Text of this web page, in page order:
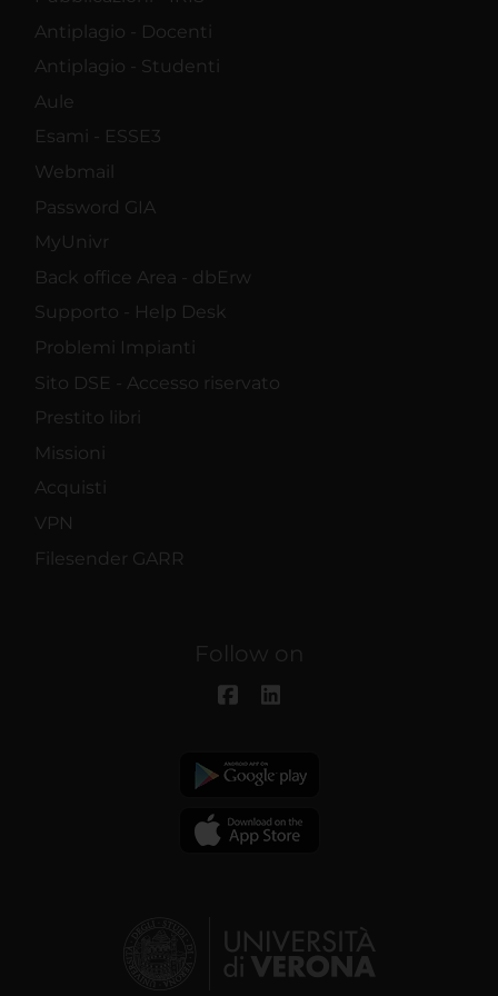
Antiplagio - Docenti
Antiplagio - Studenti
Aule
Esami - ESSE3
Webmail
Password GIA
MyUnivr
Back office Area - dbErw
Supporto - Help Desk
Problemi Impianti
Sito DSE - Accesso riservato
Prestito libri
Missioni
Acquisti
VPN
Filesender GARR
Follow on